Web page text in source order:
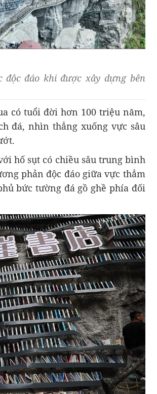
đáo khi được xây dựng bên
có tuổi đời hơn 100 triệu năm,
đá, nhìn thẳng xuống vực sâu
hố sụt có chiều sâu trung bình
phản độc đáo giữa vực thẳm
bức tường đá gồ ghề phía đối